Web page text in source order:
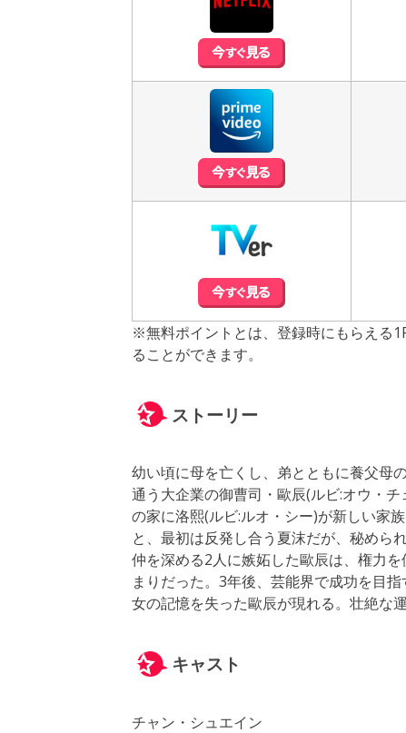
※無料ポイントとは、登録時にもらえる
ることができます。
ストーリー
幼い頃に母を亡くし、弟とともに養父母
通う大企業の御曹司・歐辰(ルビ:オウ・
の家に洛熙(ルビ:ルオ・シー)が新しい家
と、最初は反発し合う夏沫だが、秘めら
仲を深める2人に嫉妬した歐辰は、権力
まりだった。3年後、芸能界で成功を目
女の記憶を失った歐辰が現れる。壮絶な
キャスト
チャン・シュエイン